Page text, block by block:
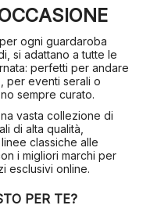
ogni guardaroba
si adattano a tutte le
perfetti per andare
per eventi serali o
sempre curato.
vasta collezione di
di alta qualità,
classiche alle
i migliori marchi per
esclusivi online.
PER TE?